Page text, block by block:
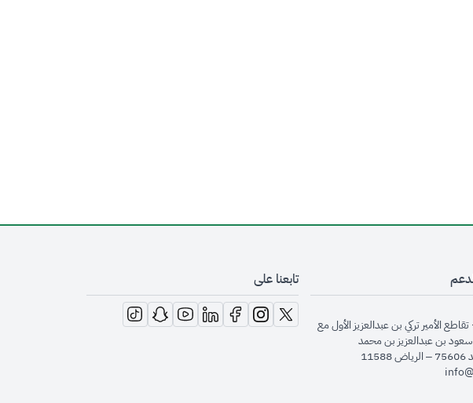
الأمير تركي بن عبدالعزيز الأول مع
سعود بن عبدالعزيز بن محمد
تابعنا على
opens in new window
opens in new window
opens in new window
opens in new window
opens in new window
opens in new window
opens in new window